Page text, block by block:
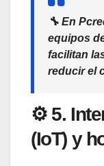
🔧 En
equipos
facilitan
reducir el
⚙️ 5.
(IoT) y